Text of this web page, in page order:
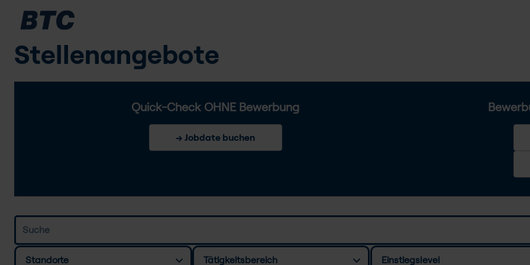
Stellenangebote
Quick-Check OHNE Bewerbung
→ Jobdate buchen
Standorte Tätigkeitsbereich Einstiegslevel